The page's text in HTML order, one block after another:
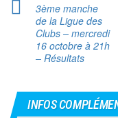
3ème manche
de la Ligue des
Clubs – mercredi
16 octobre à 21h
– Résultats
INFOS